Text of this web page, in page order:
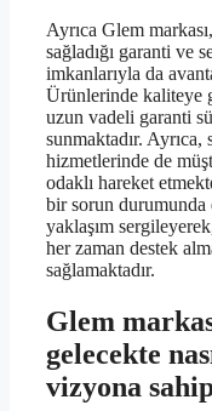
Ayrıca Glem
sağladığı garanti ve
imkanlarıyla da
Ürünlerinde kaliteye
uzun vadeli garanti
sunmaktadır. Ayrıca,
hizmetlerinde de
odaklı hareket
bir sorun durumunda
yaklaşım
her zaman destek
sağlamaktadır.
Glem
gelecekte
vizyona